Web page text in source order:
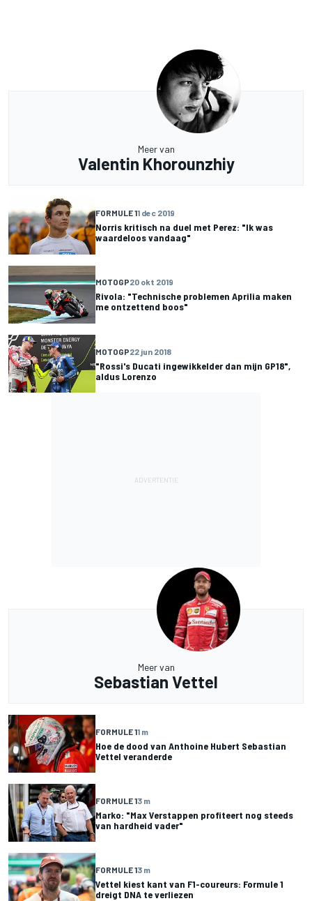
Meer van
Valentin Khorounzhiy
FORMULE 11 dec 2019
Norris kritisch na duel met Perez: "Ik was
waardeloos vandaag"
MOTOGP20 okt 2019
Rivola: "Technische problemen Aprilia maken
me ontzettend boos"
MOTOGP22 jun 2018
"Rossi's Ducati ingewikkelder dan mijn GP18",
aldus Lorenzo
Meer van
Sebastian Vettel
FORMULE 11 m
Hoe de dood van Anthoine Hubert Sebastian
Vettel veranderde
FORMULE 13 m
Marko: "Max Verstappen profiteert nog steeds
van hardheid vader"
FORMULE 13 m
Vettel kiest kant van F1-coureurs: Formule 1
dreigt DNA te verliezen